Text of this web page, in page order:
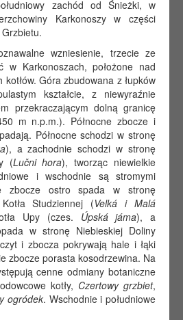
zachód od Śnieżki, w
Karkonoszy w części
wzniesienie, trzecie ze
w Karkonoszach, położone nad
Góra zbudowana z łupków
kształcie, z niewyraźnie
przekraczającym dolną granicę
m n.p.m.). Północne zbocze i
Północne schodzi w stronę
), a zachodnie schodzi w stronę
(Lučni hora), tworząc niewielkie
i wschodnie są stromymi
zbocze ostro spada w stronę
Studziennej (Velká i Malá
Upy (czes. Úpská jáma), a
w stronę Niebieskiej Doliny
i zbocza pokrywają hale i łąki
zbocze porasta kosodrzewina. Na
cenne odmiany botaniczne
kotły, Czertowy grzbiet,
ogródek. Wschodnie i południowe